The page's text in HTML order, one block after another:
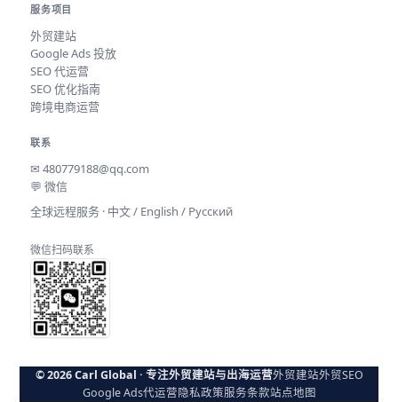
服务项目
外贸建站
Google Ads 投放
SEO 代运营
SEO 优化指南
跨境电商运营
联系
✉480779188@qq.com
💬 微信
全球远程服务 · 中文 / English / Русский
微信扫码联系
© 2026 Carl Global · 专注外贸建站与出海运营外贸建站外贸SEO
Google Ads代运营隐私政策服务条款站点地图